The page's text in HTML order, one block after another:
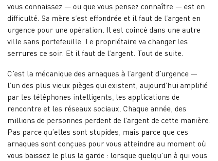
vous connaissez — ou que vous pensez connaître — est en
difficulté. Sa mère s’est effondrée et il faut de l’argent en
urgence pour une opération. Il est coincé dans une autre
ville sans portefeuille. Le propriétaire va changer les
serrures ce soir. Et il faut de l’argent. Tout de suite.
C’est la mécanique des arnaques à l’argent d’urgence —
l’un des plus vieux pièges qui existent, aujourd’hui amplifié
par les téléphones intelligents, les applications de
rencontre et les réseaux sociaux. Chaque année, des
millions de personnes perdent de l’argent de cette manière.
Pas parce qu’elles sont stupides, mais parce que ces
arnaques sont conçues pour vous atteindre au moment où
vous baissez le plus la garde : lorsque quelqu’un à qui vous